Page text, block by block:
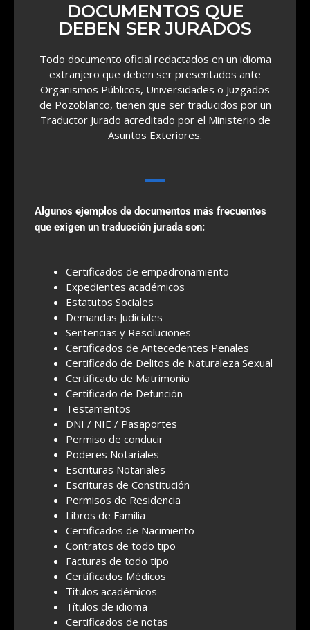
DOCUMENTOS QUE
DEBEN SER JURADOS
Todo documento oficial redactados en un idioma
extranjero que deben ser presentados ante
Organismos Públicos, Universidades o Juzgados
de Pozoblanco, tienen que ser traducidos por un
Traductor Jurado acreditado por el Ministerio de
Asuntos Exteriores.
Algunos ejemplos de documentos más frecuentes
que exigen un traducción jurada son:
Certificados de empadronamiento
Expedientes académicos
Estatutos Sociales
Demandas Judiciales
Sentencias y Resoluciones
Certificados de Antecedentes Penales
Certificado de Delitos de Naturaleza Sexual
Certificado de Matrimonio
Certificado de Defunción
Testamentos
DNI / NIE / Pasaportes
Permiso de conducir
Poderes Notariales
Escrituras Notariales
Escrituras de Constitución
Permisos de Residencia
Libros de Familia
Certificados de Nacimiento
Contratos de todo tipo
Facturas de todo tipo
Certificados Médicos
Títulos académicos
Títulos de idioma
Certificados de notas